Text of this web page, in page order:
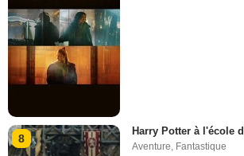
8
Harry Potter à l'école
Aventure, Fantastique